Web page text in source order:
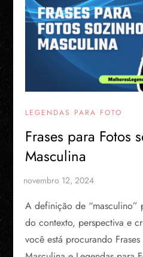
LEGENDAS PARA FOTO
Frases para Fotos
Masculina
A definição de “masculino”
do contexto, perspectiva e
você está procurando